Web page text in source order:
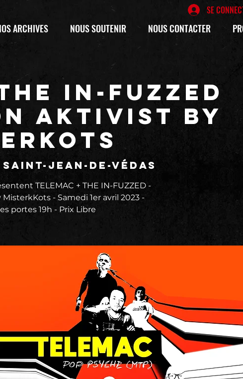
SE
ARCHIVES NOUS SOUTENIR NOUS CONTACTER
IN-FUZZED
AKTIVIST by
Saint-Jean-de-Védas
TELEMAC + THE IN-FUZZED -
MisterkKots - Samedi 1er avril 2023 -
portes 19h - Prix Libre